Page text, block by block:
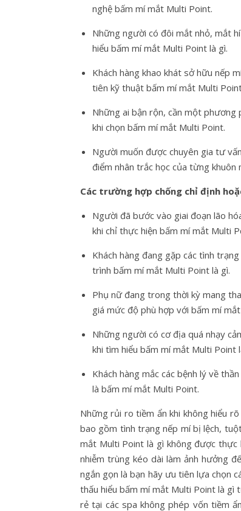
nghệ bấm mí mắt Multi Point.
Những người có đôi mắt nhỏ, mắt
hiểu bấm mí mắt Multi Point là gì.
Khách hàng khao khát sở hữu nếp
tiên kỹ thuật bấm mí mắt Multi
Những ai bận rộn, cần một phương
khi chọn bấm mí mắt Multi Point.
Người muốn được chuyên gia tư
điểm nhân trắc học của từng khuôn
Các trường hợp chống chỉ định
Người đã bước vào giai đoạn lão
khi chỉ thực hiện bấm mí mắt Multi
Khách hàng đang gặp các tình
trình bấm mí mắt Multi Point là gì.
Phụ nữ đang trong thời kỳ mang
giá mức độ phù hợp với bấm mí
Những người có cơ địa quá nhạy
khi tìm hiểu bấm mí mắt Multi Point
Khách hàng mắc các bệnh lý về
là bấm mí mắt Multi Point.
Những rủi ro tiềm ẩn khi không hiểu
bao gồm tình trạng nếp mí bị lệch,
mắt Multi Point là gì không được
nhiễm trùng kéo dài làm ảnh hưởng
ngắn gọn là bạn hãy ưu tiên lựa chọn
thấu hiểu bấm mí mắt Multi Point là gì
rẻ tại các spa không phép vốn tiềm